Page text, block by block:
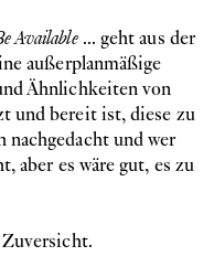
Available... geht aus der
außerplanmäßige
Ähnlichkeiten von
und bereit ist, diese zu
nachgedacht und wer
aber es wäre gut, es zu
Zuversicht.